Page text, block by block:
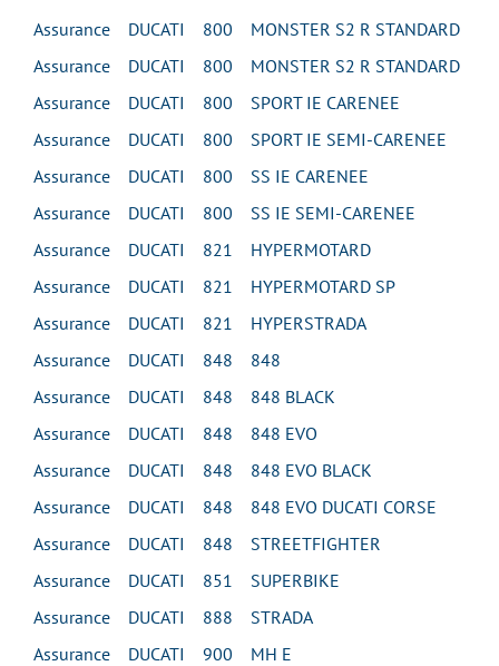
Assurance DUCATI 800 MONSTER S2 R STANDARD
Assurance DUCATI 800 MONSTER S2 R STANDARD
Assurance DUCATI 800 SPORT IE CARENEE
Assurance DUCATI 800 SPORT IE SEMI-CARENEE
Assurance DUCATI 800 SS IE CARENEE
Assurance DUCATI 800 SS IE SEMI-CARENEE
Assurance DUCATI 821 HYPERMOTARD
Assurance DUCATI 821 HYPERMOTARD SP
Assurance DUCATI 821 HYPERSTRADA
Assurance DUCATI 848 848
Assurance DUCATI 848 848 BLACK
Assurance DUCATI 848 848 EVO
Assurance DUCATI 848 848 EVO BLACK
Assurance DUCATI 848 848 EVO DUCATI CORSE
Assurance DUCATI 848 STREETFIGHTER
Assurance DUCATI 851 SUPERBIKE
Assurance DUCATI 888 STRADA
Assurance DUCATI 900 MH E